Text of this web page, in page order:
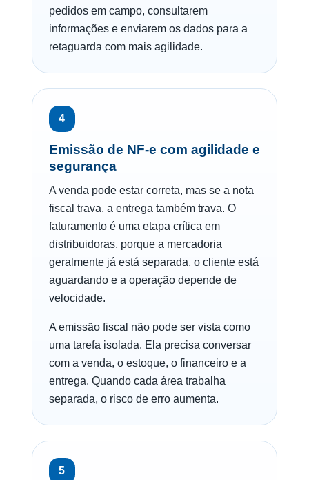
pedidos em campo, consultarem
informações e enviarem os dados para a
retaguarda com mais agilidade.
4
Emissão de NF-e com agilidade e
segurança
A venda pode estar correta, mas se a nota
fiscal trava, a entrega também trava. O
faturamento é uma etapa crítica em
distribuidoras, porque a mercadoria
geralmente já está separada, o cliente está
aguardando e a operação depende de
velocidade.
A emissão fiscal não pode ser vista como
uma tarefa isolada. Ela precisa conversar
com a venda, o estoque, o financeiro e a
entrega. Quando cada área trabalha
separada, o risco de erro aumenta.
5